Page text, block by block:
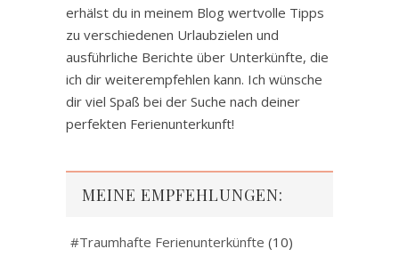
erhälst du in meinem Blog wertvolle Tipps
zu verschiedenen Urlaubzielen und
ausführliche Berichte über Unterkünfte, die
ich dir weiterempfehlen kann. Ich wünsche
dir viel Spaß bei der Suche nach deiner
perfekten Ferienunterkunft!
MEINE EMPFEHLUNGEN:
#Traumhafte Ferienunterkünfte (10)